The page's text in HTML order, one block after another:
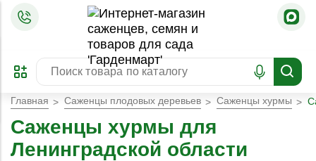
ПРЕДЗАКАЗ
ЗАБРОНИРОВАТЬ
ЛУЧШЕЕ
Главная Саженцы плодовых деревьев Саженцы хурмы
Саженцы хурмы для
Ленинградской области